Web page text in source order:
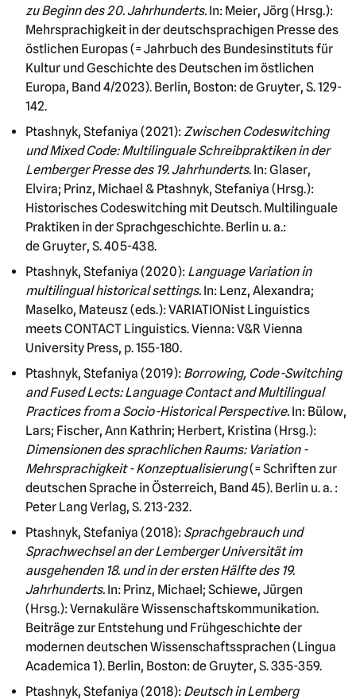
zu Beginn des 20. Jahrhunderts. In: Meier, Jörg (Hrsg.):
Mehrsprachigkeit in der deutschsprachigen Presse des
östlichen Europas (= Jahrbuch des Bundesinstituts für
Kultur und Geschichte des Deutschen im östlichen
Europa, Band 4/2023). Berlin, Boston: de Gruyter, S. 129-
142.
Ptashnyk, Stefaniya (2021): Zwischen Codeswitching
und Mixed Code: Multilinguale Schreibpraktiken in der
Lemberger Presse des 19. Jahrhunderts. In: Glaser,
Elvira; Prinz, Michael & Ptashnyk, Stefaniya (Hrsg.):
Historisches Codeswitching mit Deutsch. Multilinguale
Praktiken in der Sprachgeschichte. Berlin u. a.:
de Gruyter, S. 405-438.
Ptashnyk, Stefaniya (2020): Language Variation in
multilingual historical settings. In: Lenz, Alexandra;
Maselko, Mateusz (eds.): VARIATIONist Linguistics
meets CONTACT Linguistics. Vienna: V&R Vienna
University Press, p. 155-180.
Ptashnyk, Stefaniya (2019): Borrowing, Code-Switching
and Fused Lects: Language Contact and Multilingual
Practices from a Socio-Historical Perspective. In: Bülow,
Lars; Fischer, Ann Kathrin; Herbert, Kristina (Hrsg.):
Dimensionen des sprachlichen Raums: Variation -
Mehrsprachigkeit - Konzeptualisierung(= Schriften zur
deutschen Sprache in Österreich, Band 45). Berlin u. a. :
Peter Lang Verlag, S. 213-232.
Ptashnyk, Stefaniya (2018): Sprachgebrauch und
Sprachwechsel an der Lemberger Universität im
ausgehenden 18. und in der ersten Hälfte des 19.
Jahrhunderts. In: Prinz, Michael; Schiewe, Jürgen
(Hrsg.): Vernakuläre Wissenschaftskommunikation.
Beiträge zur Entstehung und Frühgeschichte der
modernen deutschen Wissenschaftssprachen (Lingua
Academica 1). Berlin, Boston: de Gruyter, S. 335-359.
Ptashnyk, Stefaniya (2018): Deutsch in Lemberg